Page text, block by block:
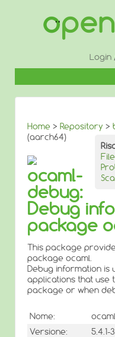
CONTENUTO
Login
Home > Repository >
(aarch64)
ocaml-
debug:
Debug
package
This package
package ocaml.
Debug information is
applications that use
package or when
Nome:
Versione:
5.4.1-